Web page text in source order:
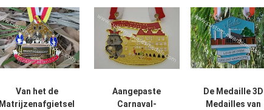
Van het de
Matrijzenafgietsel
Aangepaste
Carnaval-
De Medaille 3D
Medailles van